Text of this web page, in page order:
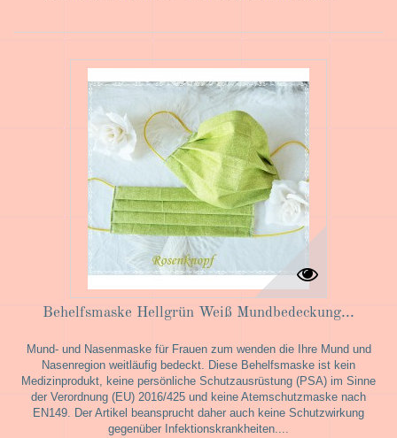
Behelfsmaske Hellgrün Weiß Mundbedeckung...
Mund- und Nasenmaske für Frauen zum wenden die Ihre Mund und
Nasenregion weitläufig bedeckt. Diese Behelfsmaske ist kein
Medizinprodukt, keine persönliche Schutzausrüstung (PSA) im Sinne
der Verordnung (EU) 2016/425 und keine Atemschutzmaske nach
EN149. Der Artikel beansprucht daher auch keine Schutzwirkung
gegenüber Infektionskrankheiten....